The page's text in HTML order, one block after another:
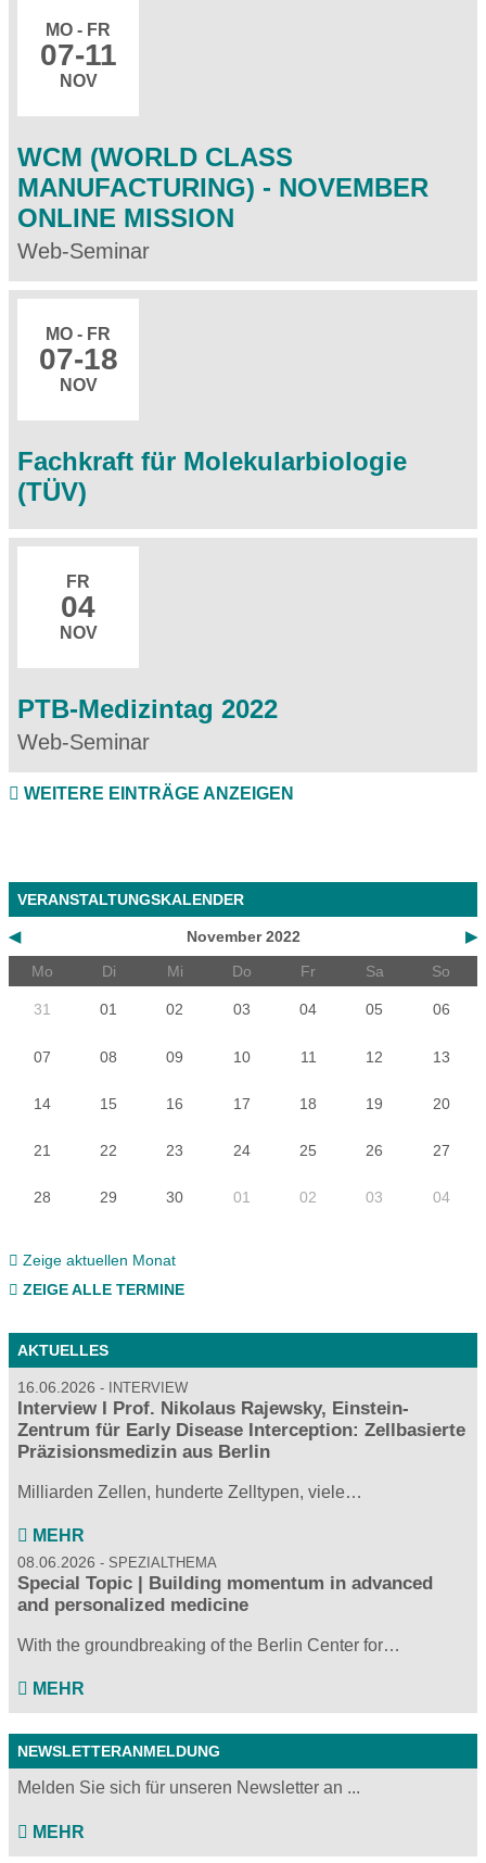
MO - FR
07-11
NOV
WCM (WORLD CLASS
MANUFACTURING) - NOVEMBER
ONLINE MISSION
Web-Seminar
MO - FR
07-18
NOV
Fachkraft für Molekularbiologie
(TÜV)
FR
04
NOV
PTB-Medizintag 2022
Web-Seminar
WEITERE EINTRÄGE ANZEIGEN
VERANSTALTUNGSKALENDER
◀ ▶
November 2022
Mo
Di Mi Do Fr Sa So
31 01 02 03 04 05 06
07 08 09 10 11 12 13
14 15 16 17 18 19 20
21 22 23 24 25 26 27
28 29 30 01 02 03 04
Zeige aktuellen Monat
ZEIGE ALLE TERMINE
AKTUELLES
16.06.2026 INTERVIEW
Interview I Prof. Nikolaus Rajewsky, Einstein-
Zentrum für Early Disease Interception: Zellbasierte
Präzisionsmedizin aus Berlin
Milliarden Zellen, hunderte Zelltypen, viele…
MEHR
08.06.2026 SPEZIALTHEMA
Special Topic | Building momentum in advanced
and personalized medicine
With the groundbreaking of the Berlin Center for…
MEHR
NEWSLETTERANMELDUNG
Melden Sie sich für unseren Newsletter an ...
MEHR